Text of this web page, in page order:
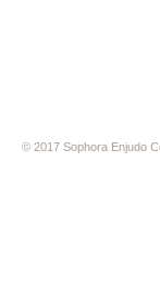
© 2017 Sophora Enjudo